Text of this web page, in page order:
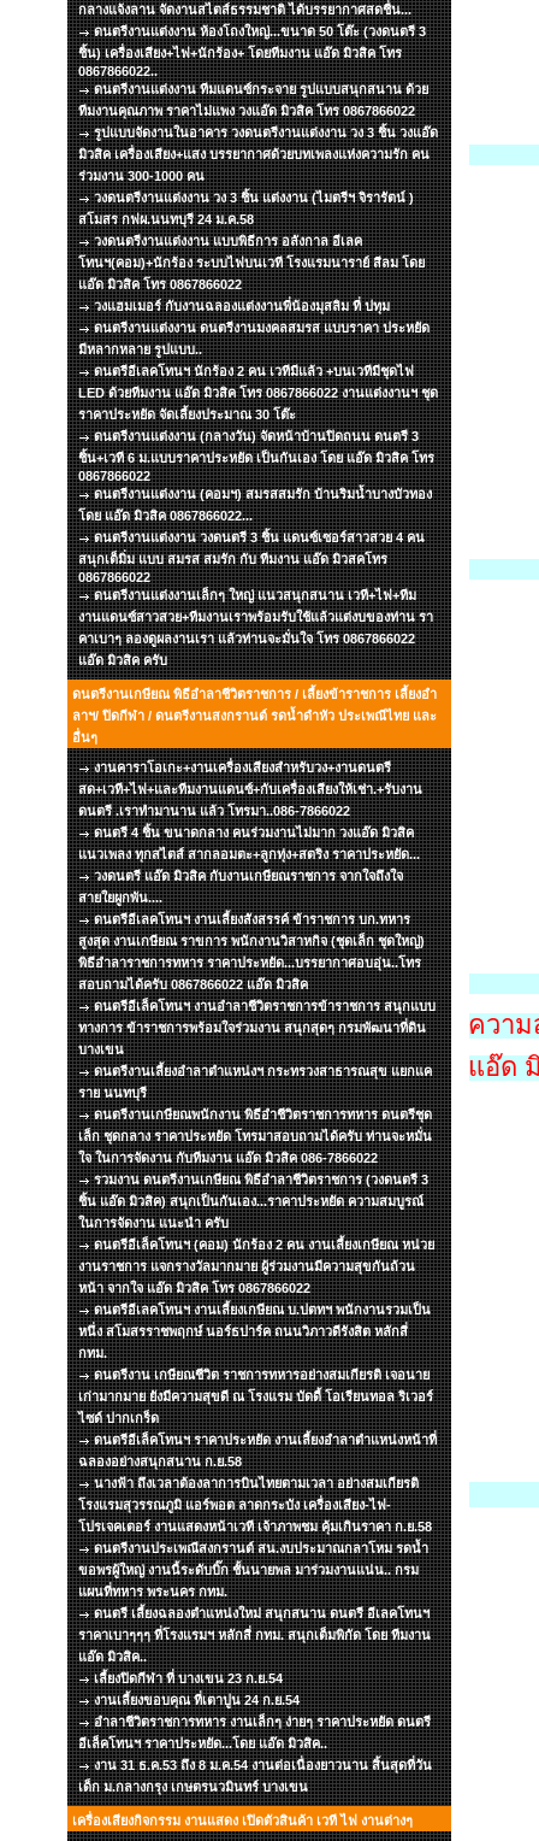
กลางแจ้งลาน จัดงานสไตส์ธรรมชาติ ได้บรรยากาศสดชื่น...
ดนตรีงานแต่งงาน ห้องโถงใหญ่...ขนาด 50 โต๊ะ (วงดนตรี 3
ชิ้น) เครื่องเสียง+ไฟ+นักร้อง+ โดยทีมงาน แอ๊ด มิวสิค โทร
0867866022..
ดนตรีงานแต่งงาน ทีมแดนซ์กระจาย รูปแบบสนุกสนาน ด้วย
ทีมงานคุณภาพ ราคาไม่แพง วงแอ๊ด มิวสิค โทร 0867866022
รูปแบบจัดงานในอาคาร วงดนตรีงานแต่งงาน วง 3 ชิ้น วงแอ๊ด
มิวสิค เครื่องเสียง+แสง บรรยากาศด้วยบทเพลงแห่งความรัก คน
ร่วมงาน 300-1000 คน
วงดนตรีงานแต่งงาน วง 3 ชิ้น แต่งงาน (ไมตรีฯ จิรารัตน์ )
สโมสร กฟผ.นนทบุรี 24 ม.ค.58
วงดนตรีงานแต่งงาน แบบพิธีการ อลังกาล อีเลค
โทนฯ(คอม)+นักร้อง ระบบไฟบนเวที โรงแรมนาราย์ สีลม โดย
แอ๊ด มิวสิค โทร 0867866022
วงแฮมเมอร์ กับงานฉลองแต่งงานพี่น้องมุสลิม ที่ ปทุม
ดนตรีงานแต่งงาน ดนตรีงานมงคลสมรส แบบราคา ประหยัด
มีหลากหลาย รูปแบบ..
ดนตรีอีเลคโทนฯ นักร้อง 2 คน เวทีมีแล้ว +บนเวทีมีชุดไฟ
LED ด้วยทีมงาน แอ๊ด มิวสิค โทร 0867866022 งานแต่งงานฯ ชุด
ราคาประหยัด จัดเลี้ยงประมาณ 30 โต๊ะ
ดนตรีงานแต่งงาน (กลางวัน) จัดหน้าบ้านปิดถนน ดนตรี 3
ชิ้น+เวที 6 ม.แบบราคาประหยัด เป็นกันเอง โดย แอ๊ด มิวสิค โทร
0867866022
ดนตรีงานแต่งงาน (คอมฯ) สมรสสมรัก บ้านริมน้ำบางบัวทอง
โดย แอ๊ด มิวสิค 0867866022...
ดนตรีงานแต่งงาน วงดนตรี 3 ชิ้น แดนซ์เซอร์สาวสวย 4 คน
สนุกเต็มิ่ม แบบ สมรส สมรัก กับ ทีมงาน แอ๊ด มิวสคโทร
0867866022
ดนตรีงานแต่งงานเล็กๆ ใหญ่ แนวสนุกสนาน เวที+ไฟ+ทีม
งานแดนซ์สาวสวย+ทีมงานเราพร้อมรับใช้แล้วแต่งบของท่าน รา
คาเบาๆ ลองดูผลงานเรา แล้วท่านจะมั่นใจ โทร 0867866022
แอ๊ด มิวสิค ครับ
ดนตรีงานเกษียณ พิธีอำลาชีวิตราชการ / เลี้ยงข้าราชการ เลี้ยงอำ
ลาฯ/ ปิดกีฬา / ดนตรีงานสงกรานต์ รดน้ำดำหัว ประเพณีไทย และ
อื่นๆ
งานคาราโอเกะ+งานเครื่องเสียงสำหรับวง+งานดนตรี
สด+เวที+ไฟ+และทีมงานแดนซ์+กับเครื่องเสียงให้เช่า.+รับงาน
ดนตรี .เราทำมานาน แล้ว โทรมา..086-7866022
ดนตรี 4 ชิ้น ขนาดกลาง คนร่วมงานไม่มาก วงแอ๊ด มิวสิค
แนวเพลง ทุกสไตส์ สากลอมตะ+ลูกทุ่ง+สตริง ราคาประหยัด...
วงดนตรี แอ๊ด มิวสิค กับงานเกษียณราชการ จากใจถึงใจ
สายใยผูกพัน....
ดนตรีอีเลคโทนฯ งานเลี้ยงสังสรรค์ ข้าราชการ บก.ทหาร
สูงสุด งานเกษียณ ราขการ พนักงานวิสาหกิจ (ชุดเล็ก ชุดใหญ่)
พิธีอำลาราชการทหาร ราคาประหยัด...บรรยากาศอบอุ่น..โทร
สอบถามได้ครับ 0867866022 แอ๊ด มิวสิค
ดนตรีอีเล็คโทนฯ งานอำลาชีวิตราชการข้าราชการ สนุกแบบ
ทางการ ข้าราชการพร้อมใจร่วมงาน สนุกสุดๆ กรมพัฒนาที่ดิน
บางเขน
ดนตรีงานเลี้ยงอำลาตำแหน่งฯ กระทรวงสาธารณสุข แยกแค
ราย นนทบุรี
ดนตรีงานเกษียณพนักงาน พิธีอำชีวิตราชการทหาร ดนตรีชุด
เล็ก ชุดกลาง ราคาประหยัด โทรมาสอบถามได้ครับ ท่านจะหมั่น
ใจ ในการจัดงาน กับทีมงาน แอ๊ด มิวสิค 086-7866022
รวมงาน ดนตรีงานเกษียณ พิธีอำลาชีวิตราชการ (วงดนตรี 3
ชิ้น แอ๊ด มิวสิค) สนุกเป็นกันเอง...ราคาประหยัด ความสมบูรณ์
ในการจัดงาน แนะนำ ครับ
ดนตรีอีเล็คโทนฯ (คอม) นักร้อง 2 คน งานเลี้ยงเกษียณ หน่วย
งานราชการ แจกรางวัลมากมาย ผู้ร่วมงานมีความสุขกันถ้วน
หน้า จากใจ แอ๊ด มิวสิค โทร 0867866022
ดนตรีอีเลคโทนฯ งานเลี้ยงเกษียณ บ.ปตทฯ พนักงานรวมเป็น
หนึ่ง สโมสรราชพฤกษ์ นอร์ธปาร์ค ถนนวิภาวดีรังสิต หลักสี่
กทม.
ดนตรีงาน เกษียณชีวิต ราชการทหารอย่างสมเกียรติ เจอนาย
เก่ามากมาย ยังมีความสุขดี ณ โรงแรม บัดดี้ โอเรียนทอล ริเวอร์
ไซด์ ปากเกร็ด
ดนตรีอีเล็คโทนฯ ราคาประหยัด งานเลี้ยงอำลาตำแหน่งหน้าที่
ฉลองอย่างสนุกสนาน ก.ย.58
นางฟ้า ถึงเวลาต้องลาการบินไทยตามเวลา อย่างสมเกียรติ
โรงแรมสุวรรณภูมิ แอร์พอต ลาดกระบัง เครื่องเสียง-ไฟ-
โปรเจคเตอร์ งานแสดงหน้าเวที เจ้าภาพชม คุ้มเกินราคา ก.ย.58
ดนตรีงานประเพณีสงกรานต์ สน.งบประมาณกลาโหม รดน้ำ
ขอพรผู้ใหญ่ งานนี้ระดับบิ๊ก ชั้นนายพล มาร่วมงานแน่น.. กรม
แผนที่ทหาร พระนคร กทม.
ดนตรี เลี้ยงฉลองตำแหน่งใหม่ สนุกสนาน ดนตรี อีเลคโทนฯ
ราคาเบาๆๆๆ ที่โรงแรมฯ หลักสี่ กทม. สนุกเต็มพิกัด โดย ทีมงาน
แอ๊ด มิวสิค..
เลี้ยงปิดกีฬา ที่ บางเขน 23 ก.ย.54
งานเลี้ยงขอบคุณ ที่เตาปูน 24 ก.ย.54
อำลาชีวิตราชการทหาร งานเล็กๆ ง่ายๆ ราคาประหยัด ดนตรี
อีเล็คโทนฯ ราคาประหยัด...โดย แอ๊ด มิวสิค..
งาน 31 ธ.ค.53 ถึง 8 ม.ค.54 งานต่อเนื่องยาวนาน สิ้นสุดที่วัน
เด็ก ม.กลางกรุง เกษตรนวมินทร์ บางเขน
เครื่องเสียงกิจกรรม งานแสดง เปิดตัวสินค้า เวที ไฟ งานต่างๆ
ควา
แอ๊ด